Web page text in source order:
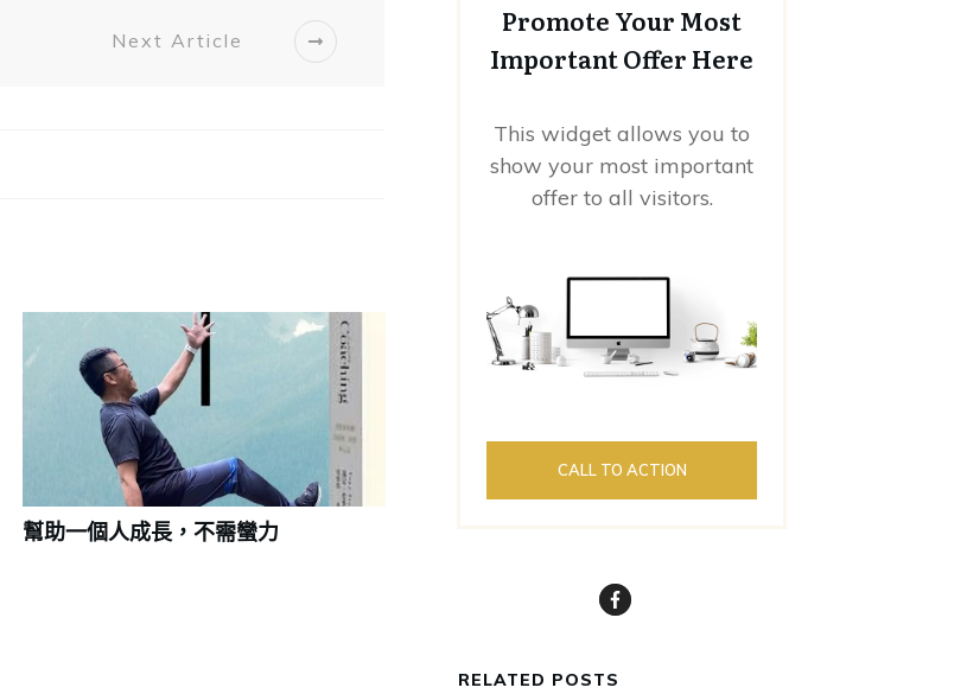
Next Article
幫助一個人成長，不需蠻力
Promote Your Most
Important Offer Here
This widget allows you to
show your most important
offer to all visitors.
CALL TO ACTION
RELATED POSTS